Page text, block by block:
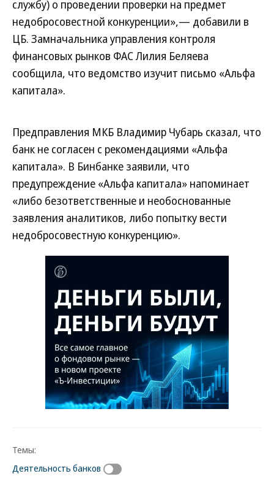
службу) о проведении проверки на предмет
недобросовестной конкуренции»,— добавили в
ЦБ. Замначальника управления контроля
финансовых рынков ФАС Лилия Беляева
сообщила, что ведомство изучит письмо «Альфа
капитала».
Предправления МКБ Владимир Чубарь сказал, что
банк не согласен с рекомендациями «Альфа
капитала». В Бинбанке заявили, что
предупреждение «Альфа капитала» напоминает
«либо безответственные и необоснованные
заявления аналитиков, либо попытку вести
недобросовестную конкуренцию».
Темы:
Деятельность банков